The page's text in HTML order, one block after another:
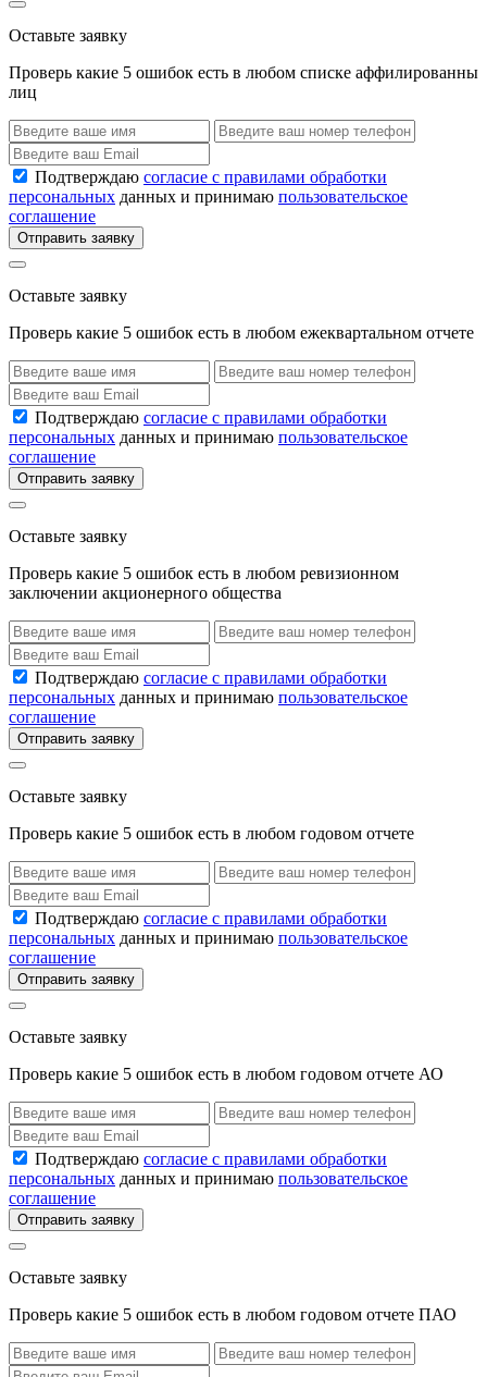
Оставьте заявку
Проверь какие 5 ошибок есть в любом списке аффилированны
лиц
Подтверждаю согласие с правилами обработки
персональных данных и принимаю пользовательское
соглашение
Отправить заявку
Оставьте заявку
Проверь какие 5 ошибок есть в любом ежеквартальном отчете
Подтверждаю согласие с правилами обработки
персональных данных и принимаю пользовательское
соглашение
Отправить заявку
Оставьте заявку
Проверь какие 5 ошибок есть в любом ревизионном
заключении акционерного общества
Подтверждаю согласие с правилами обработки
персональных данных и принимаю пользовательское
соглашение
Отправить заявку
Оставьте заявку
Проверь какие 5 ошибок есть в любом годовом отчете
Подтверждаю согласие с правилами обработки
персональных данных и принимаю пользовательское
соглашение
Отправить заявку
Оставьте заявку
Проверь какие 5 ошибок есть в любом годовом отчете АО
Подтверждаю согласие с правилами обработки
персональных данных и принимаю пользовательское
соглашение
Отправить заявку
Оставьте заявку
Проверь какие 5 ошибок есть в любом годовом отчете ПАО